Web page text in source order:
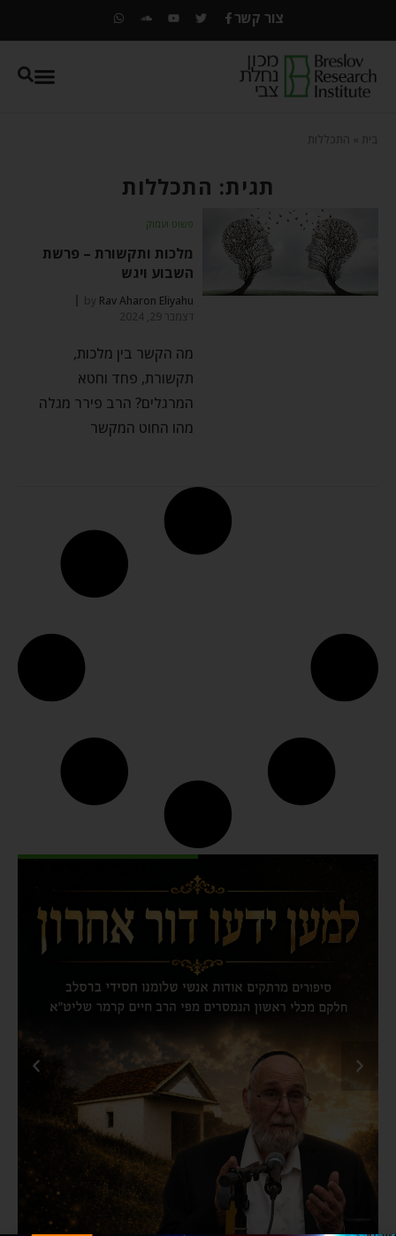
צור קשר
בית התכללות
תגית: התכללות
פשוט ועמוק
מלכות ותקשורת – פרשת
השבוע ויגש
by Rav Aharon Eliyahu
דצמבר 29, 2024
מה הקשר בין מלכות,
תקשורת, פחד וחטא
המרגלים? הרב פירר מגלה
מהו החוט המקשר